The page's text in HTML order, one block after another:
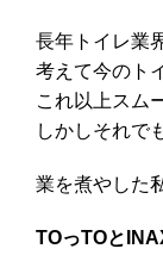
長年トイレ業
考えて今のト
これ以上スム
しかしそれで
業を煮やした
TOっTOと